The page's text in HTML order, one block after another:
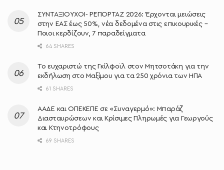
ΣΥΝΤΑΞΙΟΥΧΟΙ- ΡΕΠΟΡΤΑΖ 2026: Έρχονται μειώσεις
στην ΕΑΣ έως 50%, νέα δεδομένα στις επικουρικές –
Ποιοι κερδίζουν, 7 παραδείγματα
64 SHARES
Το ευχαριστώ της Γκίλφοϊλ στον Μητσοτάκη για την
εκδήλωση στο Μαξίμου για τα 250 χρόνια των ΗΠΑ
61 SHARES
ΑΑΔΕ και ΟΠΕΚΕΠΕ σε «Συναγερμό»: Μπαράζ
Διασταυρώσεων και Κρίσιμες Πληρωμές για Γεωργούς
και Κτηνοτρόφους
69 SHARES